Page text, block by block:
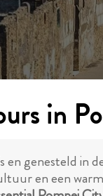
in
genesteld in
en een